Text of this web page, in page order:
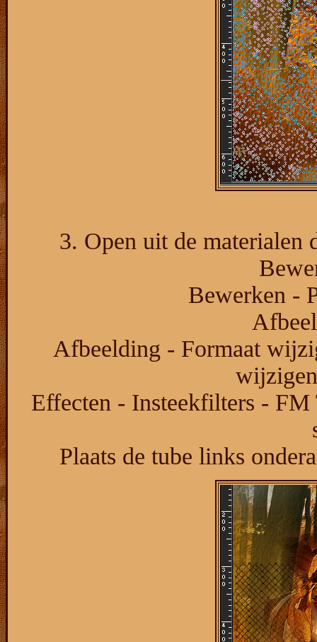
3. Open uit de materialen
Bewerken -
Afbeelding - Formaat
Effecten - Insteekfilters -
Plaats de tube links